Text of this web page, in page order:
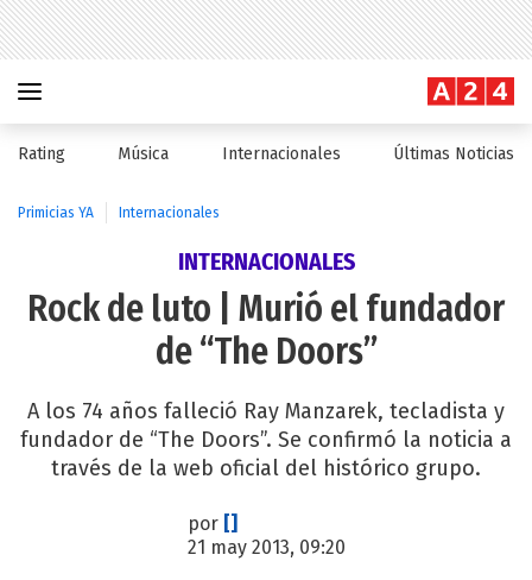
Rating Música Internacionales Últimas Noticias
Primicias YA Internacionales
INTERNACIONALES
Rock de luto | Murió el fundador
de “The Doors”
A los 74 años falleció Ray Manzarek, tecladista y
fundador de “The Doors”. Se confirmó la noticia a
través de la web oficial del histórico grupo.
por []
21 may 2013, 09:20